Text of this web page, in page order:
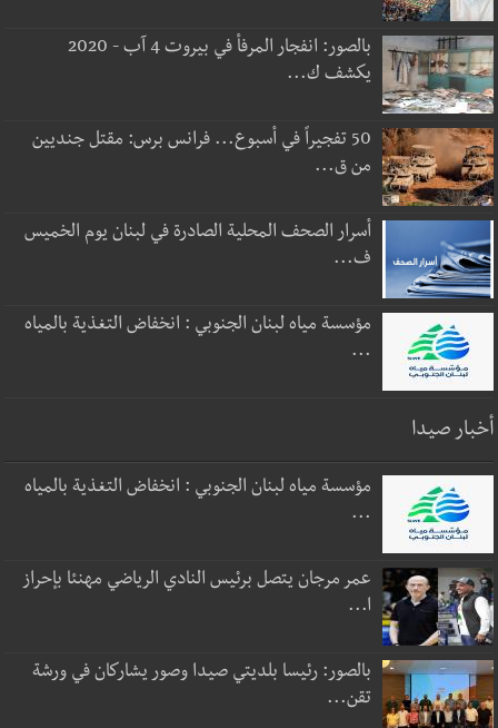
بالصور: انفجار المرفأ في بيروت 4 آب - 2020
يكشف ك...
50 تفجيراً في أسبوع... فرانس برس: مقتل جنديين
من ق...
أسرار الصحف المحلية الصادرة في لبنان يوم الخميس
ف...
مؤسسة مياه لبنان الجنوبي : انخفاض التغذية بالمياه
...
أخبار صيدا
مؤسسة مياه لبنان الجنوبي : انخفاض التغذية بالمياه
...
عمر مرجان يتصل برئيس النادي الرياضي مهنئا بإحراز
ا...
بالصور: رئيسا بلديتي صيدا وصور يشاركان في ورشة
تقن...